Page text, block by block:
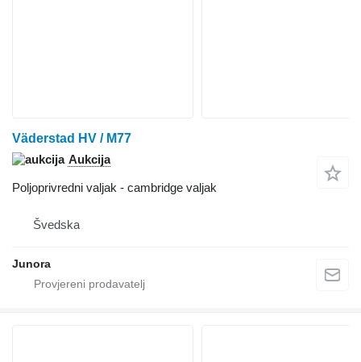
Väderstad HV / M77
Aukcija
Poljoprivredni valjak - cambridge valjak
Švedska
Junora